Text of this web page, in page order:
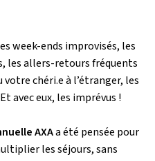
week-ends improvisés, les
les allers-retours fréquents
chéri.e à l’étranger, les
avec eux, les imprévus !
AXAa été pensée pour
les séjours, sans